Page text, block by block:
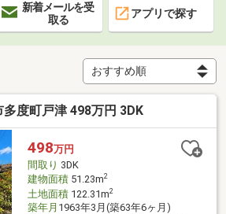
新着メールを受
取る
アプリで探す
度町戸津 498万円 3DK
498万円
間取り 3DK
建物面積51.23m2
土地面積122.31m2
築年月 1963年3月(築63年6ヶ月)